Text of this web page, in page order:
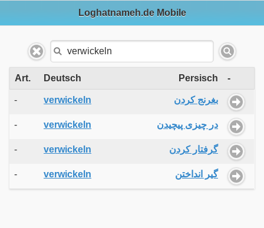
Loghatnameh.de Mobile
Art. Deutsch Persisch -
- verwickeln بغرنج کردن
- verwickeln در چیزی پیچیدن
- verwickeln گرفتار کردن
- verwickeln گیر انداختن